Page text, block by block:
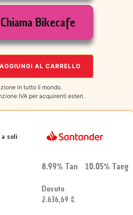
Chiama Bikecafe
AGGIUNGI AL CARRELLO
in tutto il mondo.
IVA per acquirenti esteri.
soli
8.99% Tan 10.05% Taeg
Dovuto
2.636,69 €